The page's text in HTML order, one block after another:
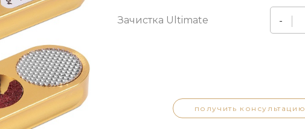
Зачистка Ultimate -
получить консультацию